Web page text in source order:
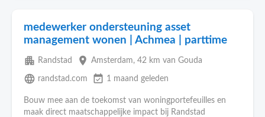
medewerker ondersteuning asset
management wonen | Achmea | parttime
apartment Randstad place Amsterdam, 42 km van Gouda
language randstad.com event_available 1 maand geleden
Bouw mee aan de toekomst van woningportefeuilles en
maak direct maatschappelijke impact bij Randstad